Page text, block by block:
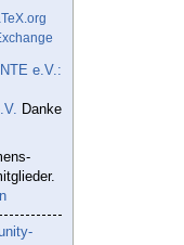
e.V.:
Danke